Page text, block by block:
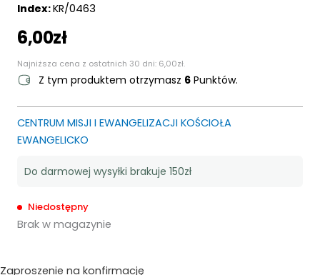
Index:KR/0463
6,00zł
Najniższa cena z ostatnich 30 dni: 6,00zł.
Z tym produktem otrzymasz 6 Punktów.
CENTRUM MISJI I EWANGELIZACJI KOŚCIOŁA
EWANGELICKO
Do darmowej wysyłki brakuje 150zł
Niedostępny
Brak w magazynie
Zaproszenie na konfirmację